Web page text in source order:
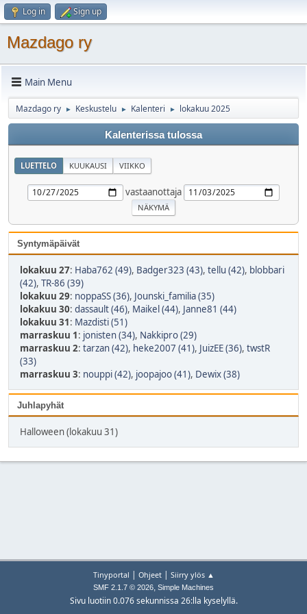
Log in Sign up
Mazdago ry
Main Menu
Mazdago ry ► Keskustelu ► Kalenteri ► lokakuu 2025
Kalenterissa tulossa
LUETTELO KUUKAUSI VIIKKO
vastaanottaja
Syntymäpäivät
lokakuu 27: Haba762 (49), Badger323 (43), tellu (42), blobbari
(42), TR-86 (39)
lokakuu 29: noppaSS (36), Jounski_familia (35)
lokakuu 30: dassault (46), Maikel (44), Janne81 (44)
lokakuu 31: Mazdisti (51)
marraskuu 1: jonisten (34), Nakkipro (29)
marraskuu 2: tarzan (42), heke2007 (41), JuizEE (36), twstR
(33)
marraskuu 3: nouppi (42), joopajoo (41), Dewix (38)
Juhlapyhät
Halloween (lokakuu 31)
Tinyportal | Ohjeet| Siirry ylös ▲
SMF 2.1.7 © 2026, Simple Machines
Sivu luotiin 0.076 sekunnissa 26:lla kyselyllä.